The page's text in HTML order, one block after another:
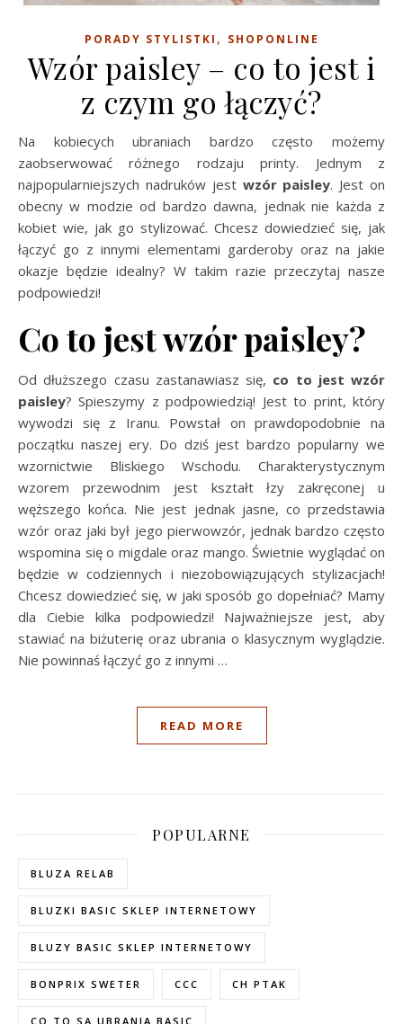
PORADY STYLISTKI , SHOPONLINE
Wzór paisley – co to jest i
z czym go łączyć?
Na kobiecych ubraniach bardzo często możemy
zaobserwować różnego rodzaju printy. Jednym z
najpopularniejszych nadruków jest wzór paisley. Jest on
obecny w modzie od bardzo dawna, jednak nie każda z
kobiet wie, jak go stylizować. Chcesz dowiedzieć się, jak
łączyć go z innymi elementami garderoby oraz na jakie
okazje będzie idealny? W takim razie przeczytaj nasze
podpowiedzi!
Co to jest wzór paisley?
Od dłuższego czasu zastanawiasz się, co to jest wzór
paisley? Spieszymy z podpowiedzią! Jest to print, który
wywodzi się z Iranu. Powstał on prawdopodobnie na
początku naszej ery. Do dziś jest bardzo popularny we
wzornictwie Bliskiego Wschodu. Charakterystycznym
wzorem przewodnim jest kształt łzy zakręconej u
węższego końca. Nie jest jednak jasne, co przedstawia
wzór oraz jaki był jego pierwowzór, jednak bardzo często
wspomina się o migdale oraz mango. Świetnie wyglądać on
będzie w codziennych i niezobowiązujących stylizacjach!
Chcesz dowiedzieć się, w jaki sposób go dopełniać? Mamy
dla Ciebie kilka podpowiedzi! Najważniejsze jest, aby
stawiać na biżuterię oraz ubrania o klasycznym wyglądzie.
Nie powinnaś łączyć go z innymi …
READ MORE
POPULARNE
BLUZA RELAB
BLUZKI BASIC SKLEP INTERNETOWY
BLUZY BASIC SKLEP INTERNETOWY
BONPRIX SWETER CCC CH PTAK
CO TO SĄ UBRANIA BASIC